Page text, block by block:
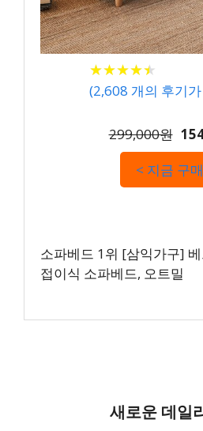
★★★★★
★★★★★
(2,608 개의 후기
299,000원
< 지금 구
소파베드 1위 [삼익가구]
접이식 소파베드, 오트밀
새로운 데일